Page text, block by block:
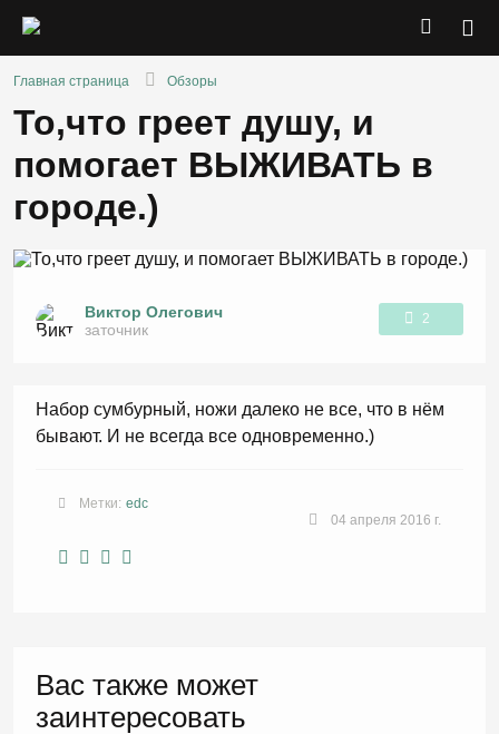
Главная страница Обзоры
То,что греет душу, и
помогает ВЫЖИВАТЬ в
городе.)
2
Виктор Олегович
заточник
Набор сумбурный, ножи далеко не все, что в нём
бывают. И не всегда все одновременно.)
Метки: edc
04 апреля 2016 г.
Вас также может
заинтересовать